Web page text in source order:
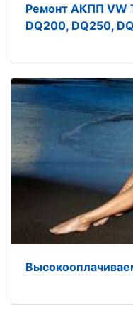
Ремонт АКПП VW
DQ200, DQ250,